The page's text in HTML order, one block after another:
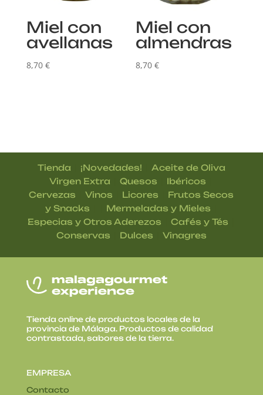
Miel con
avellanas
8,70 €
Miel con
almendras
8,70€
Tienda ¡Novedades!
Aceite de Oliva
Virgen Extra
|Quesos Ibéricos
Cervezas |Vinos Licores
Frutos Secos
y Snacks
Mermeladas y Mieles
Especias y Otros Aderezos Cafés y Tés
Conservas Dulces Vinagres
Tienda online de productos locales de la
provincia de Málaga. Productos de calidad
contrastada, sabores de la tierra.
EMPRESA
Contacto